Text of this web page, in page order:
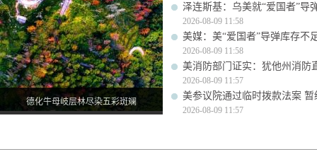
德化牛母岐层林尽染五彩斑斓
泽连斯基：乌美就“爱国者”导
2026-08-09 11:58
美媒：美“爱国者”导弹库存不
2026-08-09 11:58
美消防部门证实：犹他州消防
2026-08-09 11:57
美参议院通过临时拨款法案 暂
2026-08-09 11:57